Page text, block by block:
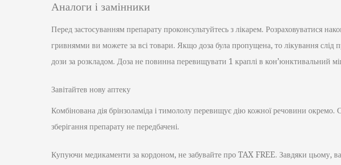
Аналоги і замінники
Перед застосуванням препарату проконсультуйтесь з лікарем. Розраховуватися
гривнямми ви можете за всі товари. Якщо доза була пропущена, то лікування слід
дози за розкладом. Доза не повинна перевищувати 1 краплі в кон’юнктивальний
Завітайтев нову аптеку
Комбінована дія брінзоламіда і тимололу перевищує дію кожної речовини окремо.
зберігання препарату не передбачені.
Купуючи медикаменти за кордоном, не забувайте про TAX FREE. Завдяки цьому,